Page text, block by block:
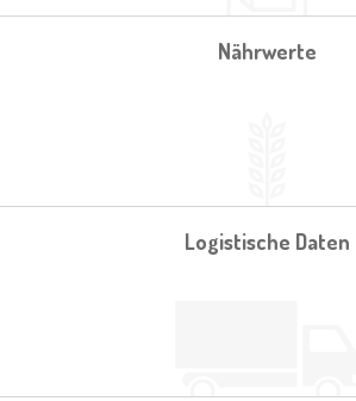
Nährwerte
Logistische Daten